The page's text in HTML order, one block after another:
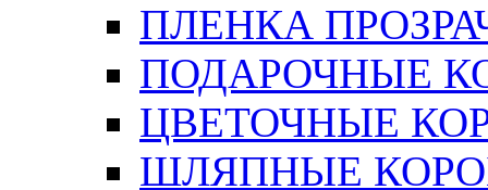
ПЛЕНКА
ПОДАРОЧНЫЕ
ЦВЕТОЧНЫЕ
ШЛЯПНЫЕ